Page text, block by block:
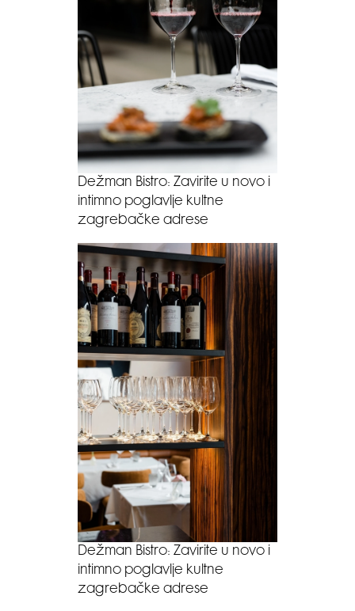
Dežman Bistro: Zavirite u novo i
intimno poglavlje kultne
zagrebačke adrese
Dežman Bistro: Zavirite u novo i
intimno poglavlje kultne
zagrebačke adrese